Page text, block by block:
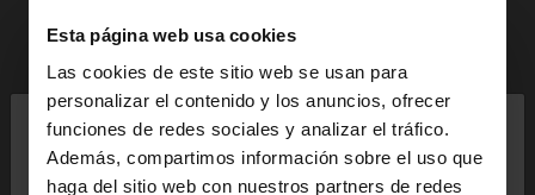
Esta página web usa cookies
Las cookies de este sitio web se usan para
personalizar el contenido y los anuncios, ofrecer
funciones de redes sociales y analizar el tráfico.
Además, compartimos información sobre el uso que
haga del sitio web con nuestros partners de redes
hola
Estás accediendo a la web de Guatemala. ¿Quieres
Parfois Accesorios Paraguas